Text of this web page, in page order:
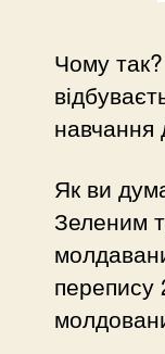
Чому
навчання
Як ви
Зеленим